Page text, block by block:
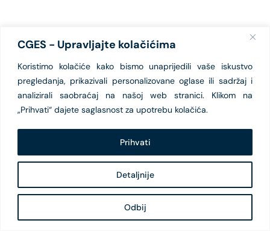
CGES - Upravljajte kolačićima
Koristimo kolačiće kako bismo unaprijedili vaše iskustvo
pregledanja, prikazivali personalizovane oglase ili sadržaj i
analizirali saobraćaj na našoj web stranici. Klikom na
„Prihvati“ dajete saglasnost za upotrebu kolačića.
Detaljnije
Odbij
Prihvati